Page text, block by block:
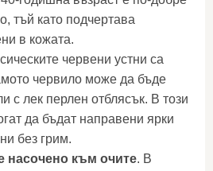
тъй като подчертава
в кожата.
червени устни са
червило може да бъде
с лек перлен отблясък. В този
да бъдат направени ярки
без грим.
насочено към очите. В